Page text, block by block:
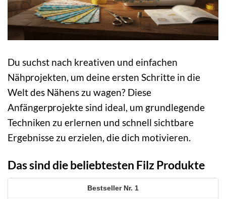
Du suchst nach kreativen und einfachen
Nähprojekten, um deine ersten Schritte in die
Welt des Nähens zu wagen? Diese
Anfängerprojekte sind ideal, um grundlegende
Techniken zu erlernen und schnell sichtbare
Ergebnisse zu erzielen, die dich motivieren.
Das sind die beliebtesten Filz Produkte
1